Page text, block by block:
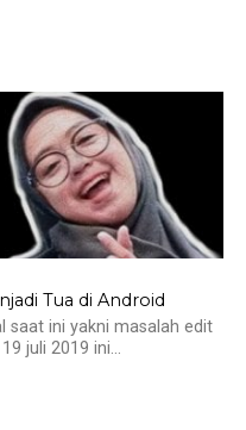
Tua di Android
saat ini yakni masalah edit
juli 2019 ini...